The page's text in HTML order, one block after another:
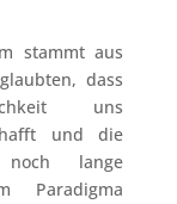
stammt aus
dass
uns
und die
noch lange
Paradigma